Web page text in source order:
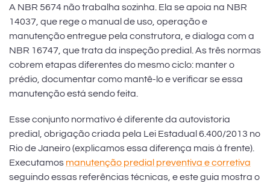
A NBR 5674 não trabalha sozinha. Ela se apoia na NBR
14037, que rege o manual de uso, operação e
manutenção entregue pela construtora, e dialoga com a
NBR 16747, que trata da inspeção predial. As três normas
cobrem etapas diferentes do mesmo ciclo: manter o
prédio, documentar como mantê-lo e verificar se essa
manutenção está sendo feita.
Esse conjunto normativo é diferente da autovistoria
predial, obrigação criada pela Lei Estadual 6.400/2013 no
Rio de Janeiro (explicamos essa diferença mais à frente).
Executamos manutenção predial preventiva e corretiva
seguindo essas referências técnicas, e este guia mostra o